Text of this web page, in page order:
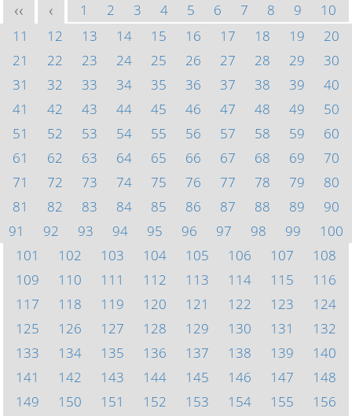
<< < 1 2 3 4 5 6 7 8 9
10
11
12 13 14 15 16 17 18 19
20
21
22 23 24 25 26 27 28 29
30
31
32 33 34 35 36 37 38 39
40
41
42 43 44 45 46 47 48 49
50
51
52 53 54 55 56 57 58 59
60
61
62 63 64 65 66 67 68 69
70
71
72 73 74 75 76 77 78 79
80
81
82 83 84 85 86 87 88 89
90
91
92 93 94 95 96 97 98 99
100
101
102 103 104 105 106 107
108
109
110 111 112 113 114 115
116
117
118 119 120 121 122 123
124
125
126 127 128 129 130 131
132
133
134 135 136 137 138 139
140
141
142 143 144 145 146 147
148
149
150 151 152 153 154 155
156